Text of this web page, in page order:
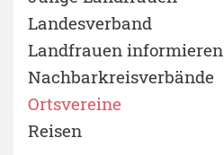
Landesverband
Landfrauen informieren
Nachbarkreisverbände
Ortsvereine
Reisen